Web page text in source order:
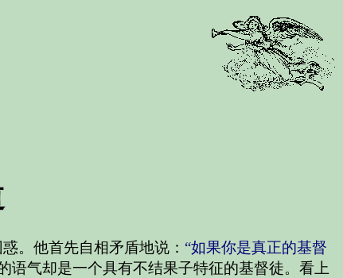
。他首先自相矛盾地说： “如果你是真正的基督
语气却是一个具有不结果子特征的基督徒。看上